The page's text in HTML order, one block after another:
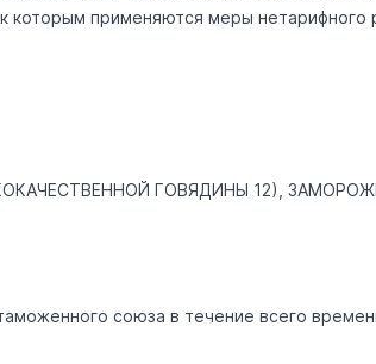
применяются меры нетарифного
ГОВЯДИНЫ 12),
союза в течение всего